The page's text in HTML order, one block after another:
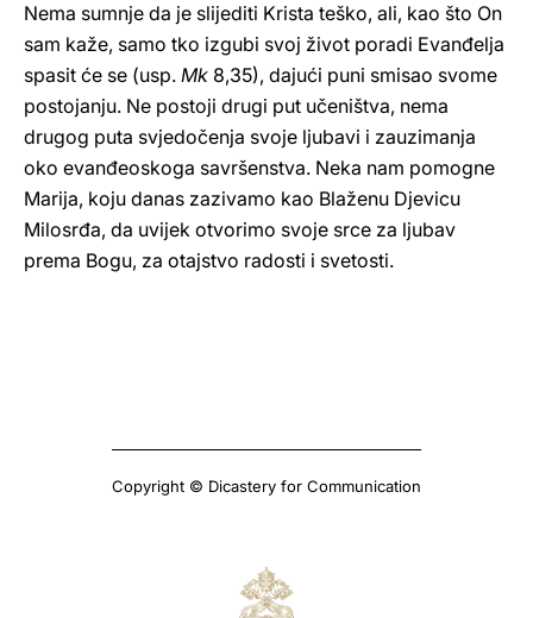
Nema sumnje da je slijediti Krista teško, ali, kao što On
sam kaže, samo tko izgubi svoj život poradi Evanđelja
spasit će se (usp. Mk 8,35), dajući puni smisao svome
postojanju. Ne postoji drugi put učeništva, nema
drugog puta svjedočenja svoje ljubavi i zauzimanja
oko evanđeoskoga savršenstva. Neka nam pomogne
Marija, koju danas zazivamo kao Blaženu Djevicu
Milosrđa, da uvijek otvorimo svoje srce za ljubav
prema Bogu, za otajstvo radosti i svetosti.
Copyright © Dicastery for Communication